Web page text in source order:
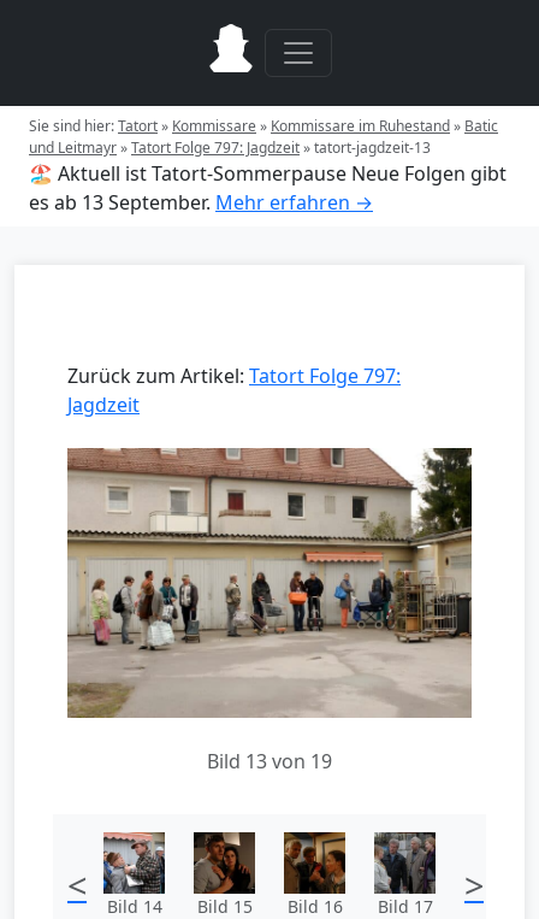
Sie sind hier:Tatort» Kommissare» Kommissare im Ruhestand» Batic
und Leitmayr»Tatort Folge 797: Jagdzeit»tatort-jagdzeit-13
🏖️ Aktuell ist Tatort-Sommerpause Neue Folgen gibt
es ab 13 September. Mehr erfahren →
Zurück zum Artikel: Tatort Folge 797:
Jagdzeit
Bild 13 von 19
< Bild 14 Bild 15 Bild 16 Bild 17 >